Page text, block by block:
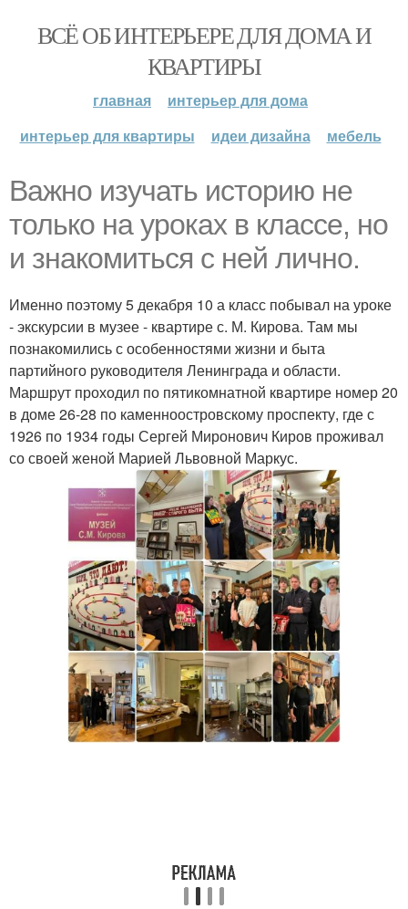
ВСЁ ОБ ИНТЕРЬЕРЕ ДЛЯ ДОМА И
КВАРТИРЫ
главная
интерьер для дома
интерьер для квартиры
идеи дизайна мебель
Важно изучать историю не
только на уроках в классе, но
и знакомиться с ней лично.
Именно поэтому 5 декабря 10 а класс побывал на уроке
- экскурсии в музее - квартире с. М. Кирова. Там мы
познакомились с особенностями жизни и быта
партийного руководителя Ленинграда и области.
Маршрут проходил по пятикомнатной квартире номер 20
в доме 26-28 по каменноостровскому проспекту, где с
1926 по 1934 годы Сергей Миронович Киров проживал
со своей женой Марией Львовной Маркус.